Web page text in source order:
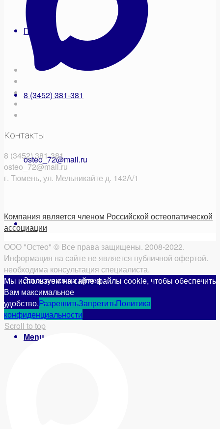
Поиск
8 (3452) 381-381
osteo_72@mail.ru
Записаться на прием
Menu
Контакты
8 (3452) 381-381
osteo_72@mail.ru
г. Тюмень, ул. Мельникайте д. 142А/1
Компания является членом Российской остеопатической
ассоциации
ООО "Остео" © Все права защищены. 2008-2022.
Информация на сайте не является публичной офертой.
необходима консультация специалиста.
Мы используем на сайте файлы cookie, чтобы обеспечить
Вам максимальное
удобство.РазрешитьЗапретитьПолитика
конфиденциальности
Scroll to top